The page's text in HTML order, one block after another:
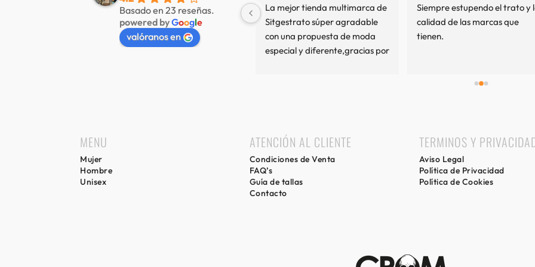
Basado en 23 reseñas.
powered byGoogle
valóranos en
Nuestra tienda favorita en
Sitges, servicio de primer nivel.
La mejor tienda multimarca de
Sitgestrato súper agradable
con una propuesta de moda
especial y diferente,gracias por
Siempre estupendo el trato y
calidad de las marcas que
tienen.
MENU
Mujer
Hombre
Unisex
ATENCIÓN AL CLIENTE
Condiciones de Venta
FAQ’s
Guía de tallas
Contacto
TERMINOS Y
Aviso Legal
Política de Privacidad
Política de Cookies